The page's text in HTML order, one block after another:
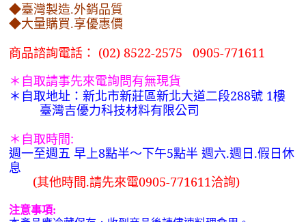
◆臺灣製造.外銷品質
◆大量購買.享優惠價
商品諮詢電話： (02) 8522-2575 0905-771611
＊自取請事先來電詢問有無現貨
＊自取地址：新北市新莊區新北大道二段288號 1樓
臺灣吉優力科技材料有限公司
＊自取時間:
週一至週五 早上8點半～下午5點半 週六.週日.假日休
息
(其他時間.請先來電0905-771611洽詢)
注意事項: